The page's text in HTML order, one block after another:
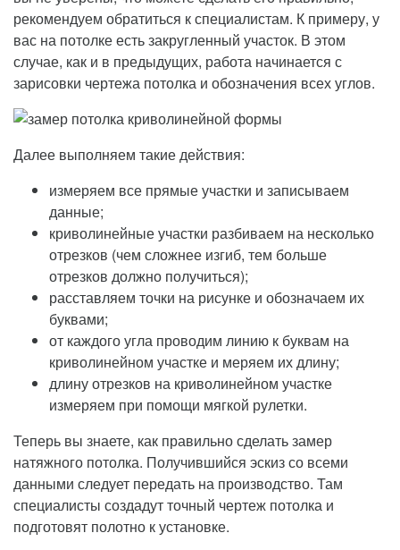
рекомендуем обратиться к специалистам. К примеру, у
вас на потолке есть закругленный участок. В этом
случае, как и в предыдущих, работа начинается с
зарисовки чертежа потолка и обозначения всех углов.
Далее выполняем такие действия:
измеряем все прямые участки и записываем
данные;
криволинейные участки разбиваем на несколько
отрезков (чем сложнее изгиб, тем больше
отрезков должно получиться);
расставляем точки на рисунке и обозначаем их
буквами;
от каждого угла проводим линию к буквам на
криволинейном участке и меряем их длину;
длину отрезков на криволинейном участке
измеряем при помощи мягкой рулетки.
Теперь вы знаете, как правильно сделать замер
натяжного потолка. Получившийся эскиз со всеми
данными следует передать на производство. Там
специалисты создадут точный чертеж потолка и
подготовят полотно к установке.